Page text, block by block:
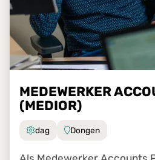
MEDEWERKER
(MEDIOR)
dag Dongen